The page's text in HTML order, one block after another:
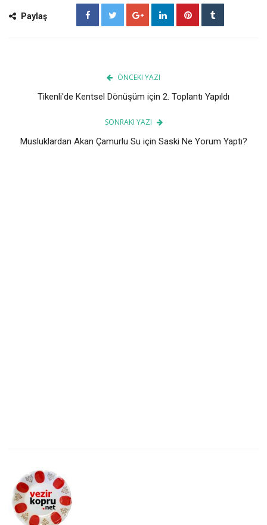
Paylaş
ÖNCEKI YAZI
Tikenli'de Kentsel Dönüşüm için 2. Toplantı Yapıldı
SONRAKI YAZI
Musluklardan Akan Çamurlu Su için Saski Ne Yorum Yaptı?